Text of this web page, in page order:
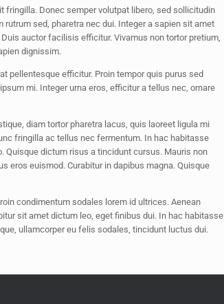
fringilla. Donec semper volutpat libero, sed sollicitudin
sed, pharetra nec dui. Integer a sapien sit amet
auctor facilisis efficitur. Vivamus non tortor pretium,
dignissim.
pellentesque efficitur. Proin tempor quis purus sed
mi. Integer urna eros, efficitur a tellus nec, ornare
diam tortor pharetra lacus, quis laoreet ligula mi
fringilla ac tellus nec fermentum. In hac habitasse
Quisque dictum risus a tincidunt cursus. Mauris non
eros euismod. Curabitur in dapibus magna. Quisque
condimentum sodales lorem id ultrices. Aenean
sit amet dictum leo, eget finibus dui. In hac habitasse
ullamcorper eu felis sodales, tincidunt luctus dui.